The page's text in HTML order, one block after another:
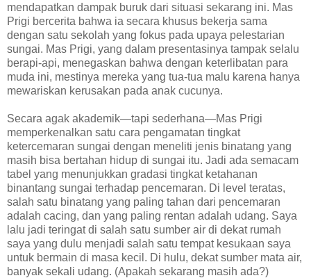
mendapatkan dampak buruk dari situasi sekarang ini. Mas
Prigi bercerita bahwa ia secara khusus bekerja sama
dengan satu sekolah yang fokus pada upaya pelestarian
sungai. Mas Prigi, yang dalam presentasinya tampak selalu
berapi-api, menegaskan bahwa dengan keterlibatan para
muda ini, mestinya mereka yang tua-tua malu karena hanya
mewariskan kerusakan pada anak cucunya.
Secara agak akademik—tapi sederhana—Mas Prigi
memperkenalkan satu cara pengamatan tingkat
ketercemaran sungai dengan meneliti jenis binatang yang
masih bisa bertahan hidup di sungai itu. Jadi ada semacam
tabel yang menunjukkan gradasi tingkat ketahanan
binantang sungai terhadap pencemaran. Di level teratas,
salah satu binatang yang paling tahan dari pencemaran
adalah cacing, dan yang paling rentan adalah udang. Saya
lalu jadi teringat di salah satu sumber air di dekat rumah
saya yang dulu menjadi salah satu tempat kesukaan saya
untuk bermain di masa kecil. Di hulu, dekat sumber mata air,
banyak sekali udang. (Apakah sekarang masih ada?)